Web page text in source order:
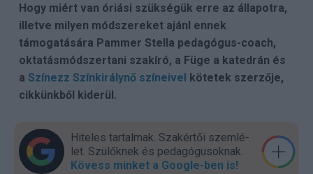
Hogy miért van óriási szükségük erre az állapotra,
illetve milyen módszereket ajánl ennek
támogatására Pammer Stella pedagógus-coach,
oktatásmódszertani szakíró, a Füge a katedrán és
a Színezz Színkirálynő színeivel kötetek szerzője,
cikkünkből kiderül.
Hiteles tartalmak. Szakér­tői szem­lé­
let. Szülők­nek és pedagógu­sok­nak.
Kövess minket a Google-ben is!